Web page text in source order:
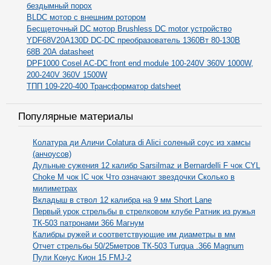
бездымный порох
BLDC мотор с внешним ротором
Бесщеточный DC мотор Brushless DC motor устройство
YDF68V20A130D DC-DC преобразователь 1360Вт 80-130В
68В 20А datasheet
DPF1000 Cosel AC-DC front end module 100-240V 360V 1000W,
200-240V 360V 1500W
ТПП 109-220-400 Трансформатор datsheet
Популярные материалы
Колатура ди Аличи Colatura di Alici соленый соус из хамсы
(анчоусов)
Дульные сужения 12 калибр Sarsilmaz и Bernardelli F чок CYL
Choke M чок IC чок Что означают звездочки Сколько в
милиметрах
Вкладыш в ствол 12 калибра на 9 мм Short Lane
Первый урок стрельбы в стрелковом клубе Ратник из ружья
ТК-503 патронами 366 Магнум
Калибры ружей и соответствующие им диаметры в мм
Отчет стрельбы 50/25метров ТК-503 Turqua .366 Magnum
Пули Конус Кион 15 FMJ-2